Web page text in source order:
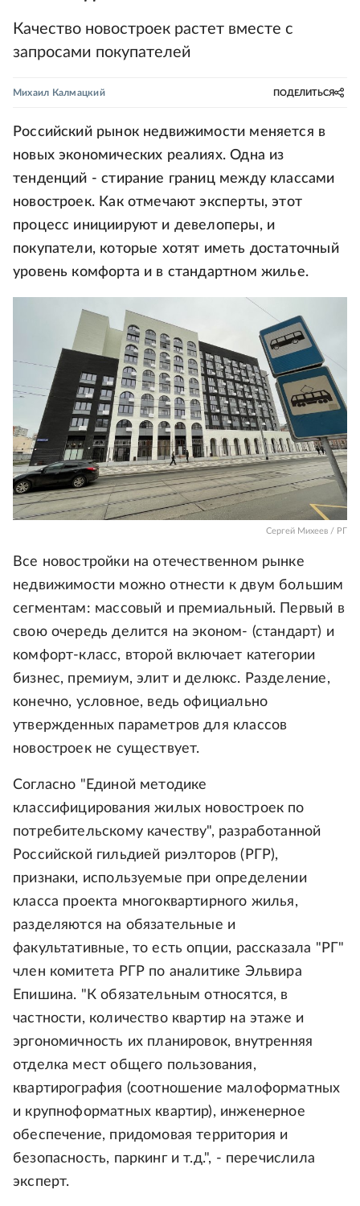
Качество новостроек растет вместе с
запросами покупателей
Михаил Калмацкий ПОДЕЛИТЬСЯ
Российский рынок недвижимости меняется в
новых экономических реалиях. Одна из
тенденций - стирание границ между классами
новостроек. Как отмечают эксперты, этот
процесс инициируют и девелоперы, и
покупатели, которые хотят иметь достаточный
уровень комфорта и в стандартном жилье.
Сергей Михеев / РГ
Все новостройки на отечественном рынке
недвижимости можно отнести к двум большим
сегментам: массовый и премиальный. Первый в
свою очередь делится на эконом- (стандарт) и
комфорт-класс, второй включает категории
бизнес, премиум, элит и делюкс. Разделение,
конечно, условное, ведь официально
утвержденных параметров для классов
новостроек не существует.
Согласно "Единой методике
классифицирования жилых новостроек по
потребительскому качеству", разработанной
Российской гильдией риэлторов (РГР),
признаки, используемые при определении
класса проекта многоквартирного жилья,
разделяются на обязательные и
факультативные, то есть опции, рассказала "РГ"
член комитета РГР по аналитике Эльвира
Епишина. "К обязательным относятся, в
частности, количество квартир на этаже и
эргономичность их планировок, внутренняя
отделка мест общего пользования,
квартирография (соотношение малоформатных
и крупноформатных квартир), инженерное
обеспечение, придомовая территория и
безопасность, паркинг и т.д.", - перечислила
эксперт.